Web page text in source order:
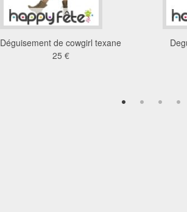
Déguisement de cowgirl texane
25 €